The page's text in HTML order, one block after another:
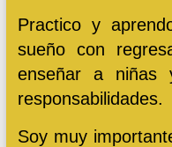
Practico y
sueño con
enseñar a niñas
responsabilidades.
Soy muy